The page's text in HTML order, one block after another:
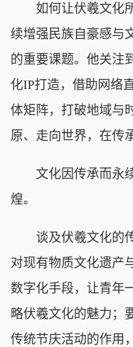
如何让伏羲文化所
续增强民族自豪感与
的重要课题。他关注
化IP打造，借助网络
体矩阵，打破地域与
原、走向世界，在传
文化因传承而永续
煌。
谈及伏羲文化的传
对现有物质文化遗产
数字化手段，让青年
略伏羲文化的魅力；
传统节庆活动的作用